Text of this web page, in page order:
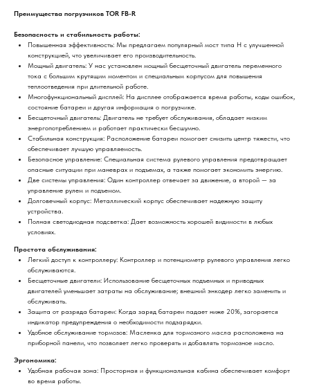
Преимущества погрузчиков TOR FB-R
Безопасность и стабильность работы:
Повышенная эффективность: Мы предлагаем популярный мост типа H с улучшенной
конструкцией, что увеличивает его производительность.
Мощный двигатель: У нас установлен мощный бесщеточный двигатель переменного
тока с большим крутящим моментом и специальным корпусом для повышения
теплоотведения при длительной работе.
Многофункциональный дисплей: На дисплее отображается время работы, коды ошибок,
состояние батареи и другая информация о погрузчике.
Бесщеточный двигатель: Двигатель не требует обслуживания, обладает низким
энергопотреблением и работает практически бесшумно.
Стабильная конструкция: Расположение батареи помогает снизить центр тяжести, что
обеспечивает лучшую управляемость.
Безопасное управление: Специальная система рулевого управления предотвращает
опасные ситуации при маневрах и подъемах, а также помогает экономить энергию.
Две системы управления: Один контроллер отвечает за движение, а второй — за
управление рулем и подъемом.
Долговечный корпус: Металлический корпус обеспечивает надежную защиту
устройства.
Полная светодиодная подсветка: Дает возможность хорошей видимости в любых
условиях.
Простота обслуживания:
Легкий доступ к контроллеру: Контроллер и потенциометр рулевого управления легко
обслуживаются.
Бесщеточные двигатели: Использование бесщеточных подъемных и приводных
двигателей уменьшает затраты на обслуживание; внешний энкодер легко заменить и
обслуживать.
Защита от разряда батареи: Когда заряд батареи падает ниже 20%, загорается
индикатор предупреждения о необходимости подзарядки.
Удобное обслуживание тормозов: Масленка для тормозного масла расположена на
приборной панели, что позволяет легко проверять и добавлять тормозное масло.
Эргономика:
Удобная рабочая зона: Просторная и функциональная кабина обеспечивает комфорт
во время работы.